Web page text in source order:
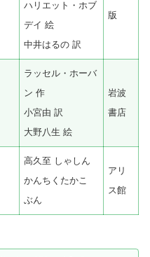
ハリエット・ホブ
デイ 絵
中井はるの 訳
版
ラッセル・ホーバ
ン 作
小宮由 訳
大野八生 絵
岩波
書店
高久至 しゃしん
かんちくたかこ
ぶん
アリ
ス館